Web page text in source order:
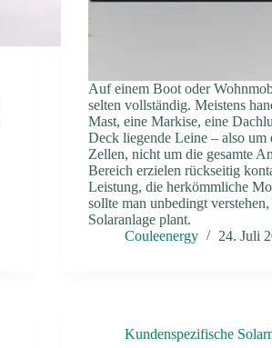
Auf einem Boot oder
selten vollständig. Meistens
Mast, eine Markise, eine
Deck liegende Leine – also um
Zellen, nicht um die gesamte
Bereich erzielen rückseitig
Leistung, die herkömmliche
sollte man unbedingt
Solaranlage plant.
Couleenergy
24. Juli
Kundenspezifische